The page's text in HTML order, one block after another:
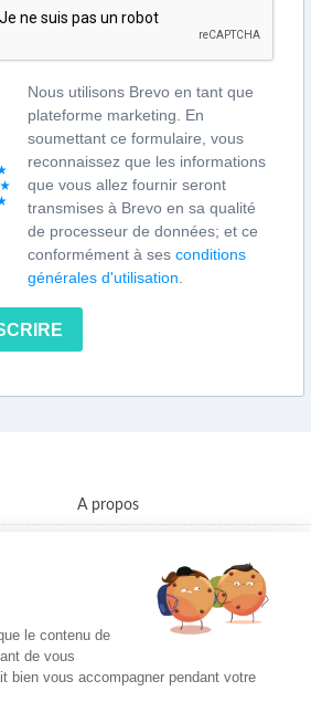
Nous utilisons Brevo en tant que
plateforme marketing. En
soumettant ce formulaire, vous
reconnaissez que les informations
que vous allez fournir seront
transmises à Brevo en sa qualité
de processeur de données; et ce
conformément à ses conditions
générales d'utilisation.
A propos
confidentialité des données
Conditions Générales de Vente
le contenu de
de vous
bien vous accompagner pendant votre